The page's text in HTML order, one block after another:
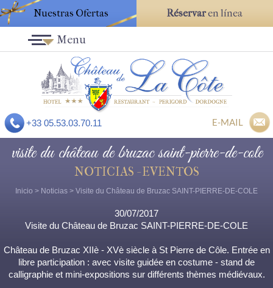
Nuestras Ofertas Réservaren línea
+33 05.53.03.70.11 E-MAIL
Menu
visite du château de bruzac saint-pierre-de-cole
NOTICIAS - EVENTOS
Inicio > Noticias > Visite du Château de Bruzac SAINT-PIERRE-DE-COLE
30/07/2017
Visite du Château de Bruzac SAINT-PIERRE-DE-COLE
Château de Bruzac XIIè - XVè siècle à St Pierre de Côle. Entrée en
libre participation : avec visite guidée en costume - stand de
calligraphie et mini-expositions sur différents thèmes médiévaux.